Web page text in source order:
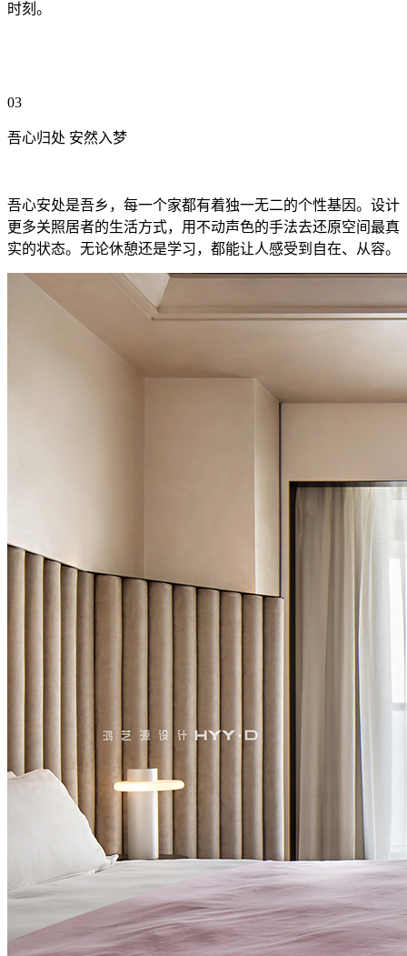
时刻。
03
吾心归处 安然入梦
吾心安处是吾乡，每一个家都有着独一无二的个性基因。设计
更多关照居者的生活方式，用不动声色的手法去还原空间最真
实的状态。无论休憩还是学习，都能让人感受到自在、从容。